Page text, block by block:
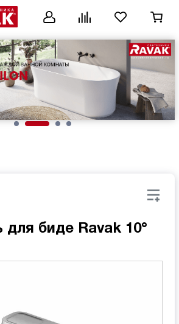
для биде Ravak 10°